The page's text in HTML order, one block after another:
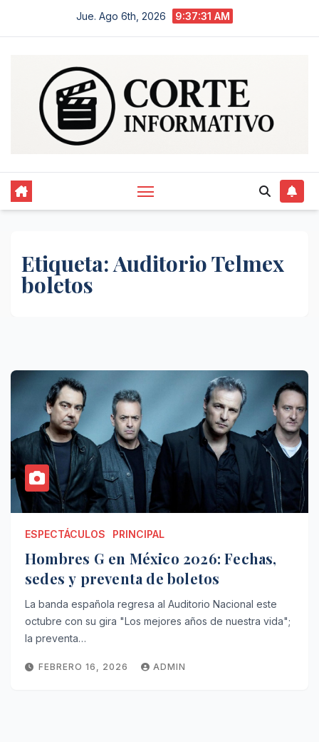
Jue. Ago 6th, 2026 9:37:32 AM
Etiqueta:Auditorio Telmex
boletos
ESPECTÁCULOS PRINCIPAL
Hombres G en México 2026: Fechas,
sedes y preventa de boletos
La banda española regresa al Auditorio Nacional este
octubre con su gira "Los mejores años de nuestra vida";
la preventa…
FEBRERO 16, 2026 ADMIN